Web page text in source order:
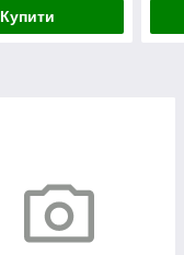
Купити